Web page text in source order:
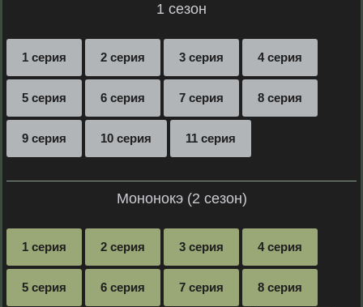
1 сезон
1 серия 2 серия 3 серия 4 серия
5 серия 6 серия 7 серия 8 серия
9 серия 10 серия 11 серия
Мононокэ (2 сезон)
1 серия 2 серия 3 серия 4 серия
5 серия 6 серия 7 серия 8 серия